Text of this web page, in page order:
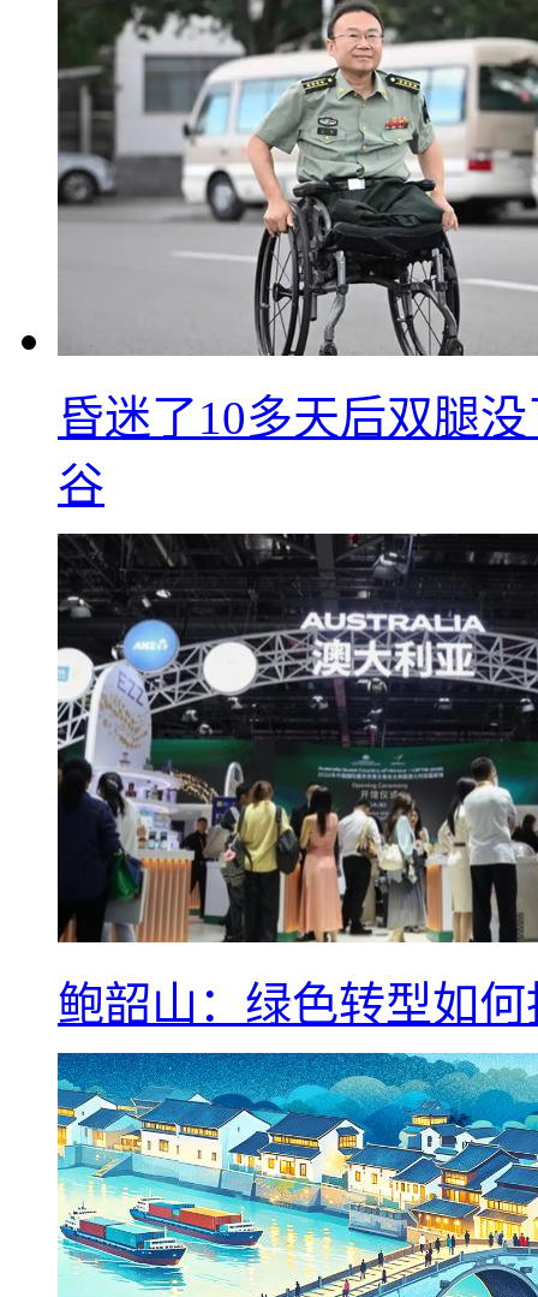
昏迷了10多天后双腿
谷
鲍韶山：绿色转型如